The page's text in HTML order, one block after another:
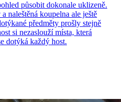
působit dokonale uklizeně.
naleštěná koupelna ale ještě
předměty prošly stejně
si nezaslouží místa, která
dotýká každý host.